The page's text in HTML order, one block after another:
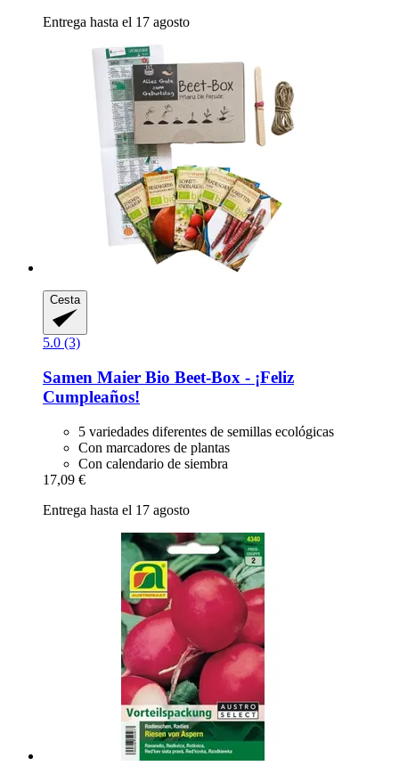
Entrega hasta el 17 agosto
Cesta
5.0 (3)
Samen Maier Bio Beet-​Box -​ ¡Feliz
Cumpleaños!
5 variedades diferentes de semillas ecológicas
Con marcadores de plantas
Con calendario de siembra
17,09 €
Entrega hasta el 17 agosto